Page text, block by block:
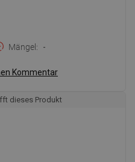
Mängel -
Kommentar
dieses Produkt